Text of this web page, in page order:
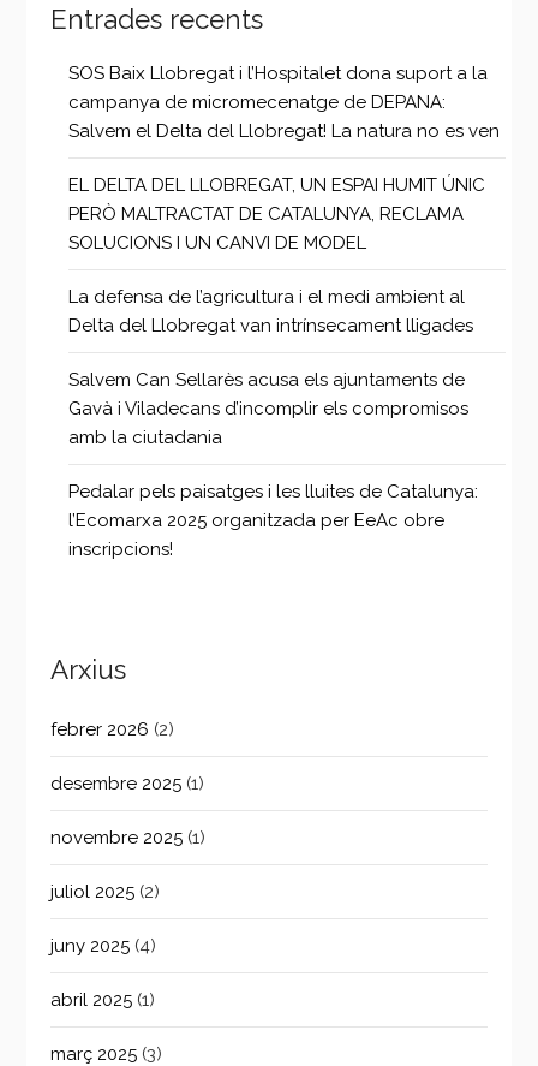
Entrades recents
SOS Baix Llobregat i l’Hospitalet dona suport a la
campanya de micromecenatge de DEPANA:
Salvem el Delta del Llobregat! La natura no es ven
EL DELTA DEL LLOBREGAT, UN ESPAI HUMIT ÚNIC
PERÒ MALTRACTAT DE CATALUNYA, RECLAMA
SOLUCIONS I UN CANVI DE MODEL
La defensa de l’agricultura i el medi ambient al
Delta del Llobregat van intrínsecament lligades
Salvem Can Sellarès acusa els ajuntaments de
Gavà i Viladecans d’incomplir els compromisos
amb la ciutadania
Pedalar pels paisatges i les lluites de Catalunya:
l’Ecomarxa 2025 organitzada per EeAc obre
inscripcions!
Arxius
febrer 2026 (2)
desembre 2025 (1)
novembre 2025 (1)
juliol 2025 (2)
juny 2025 (4)
abril 2025 (1)
març 2025 (3)